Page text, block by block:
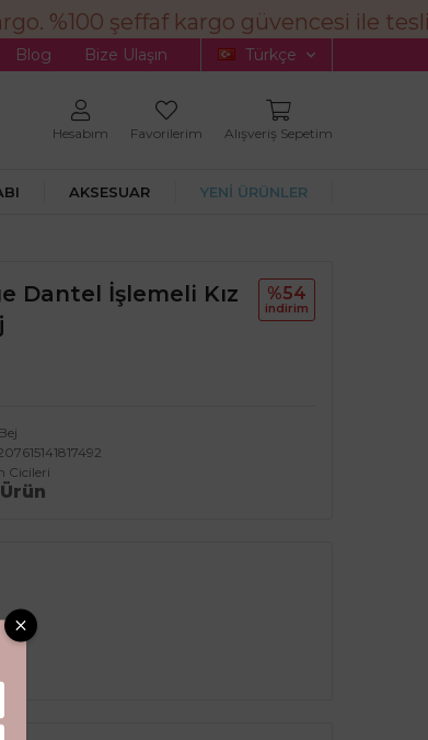
%100 şeffaf kargo güvencesi ile
Blog Bize Ulaşın Türkçe
Hesabım Favorilerim Alışveriş Sepetim
AKSESUAR YENİ ÜRÜNLER
Dantel İşlemeli Kız
%54
i̇ndi̇ri̇m
Cicileri